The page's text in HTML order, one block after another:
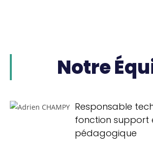
Notre
Responsable
fonction support
pédagogique